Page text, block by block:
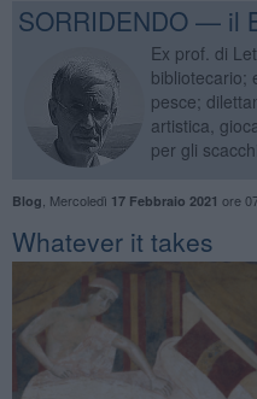
SORRIDENDO — il
Ex prof. di
bibliotecario;
pesce;
artistica,
per gli
Blog Mercoledì 17 Febbraio 2021 ore
Whatever it takes